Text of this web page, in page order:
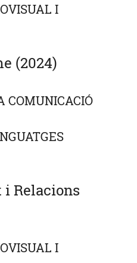
I
(2024)
COMUNICACIÓ
Relacions
I